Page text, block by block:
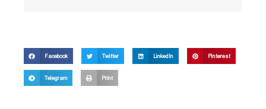
Facebook Twitter LinkedIn Pinterest
Telegram Print